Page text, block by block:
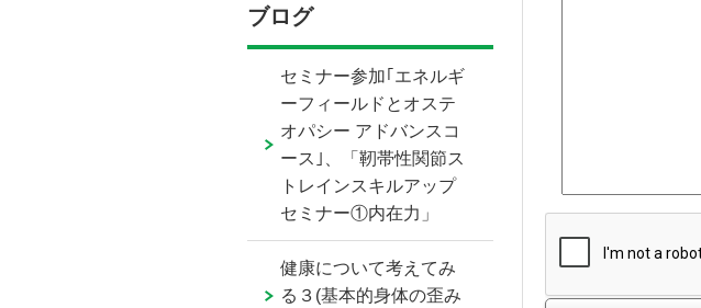
ブログ
セミナー参加｢エネルギ
ーフィールドとオステ
オパシー アドバンスコ
ース｣、「靭帯性関節ス
トレインスキルアップ
セミナー①内在力」
健康について考えてみ
る３(基本的身体の歪み